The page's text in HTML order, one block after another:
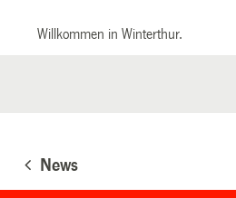
Willkommen in Winterthur.
News